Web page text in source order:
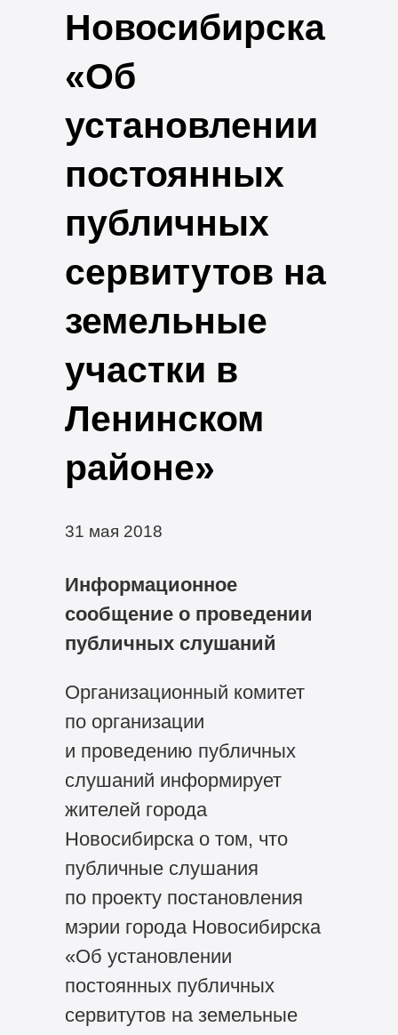
Новосибирска
«Об
установлении
постоянных
публичных
сервитутов на
земельные
участки в
Ленинском
районе»
31 мая 2018
Информационное
сообщение о проведении
публичных слушаний
Организационный комитет
по организации
и проведению публичных
слушаний информирует
жителей города
Новосибирска о том, что
публичные слушания
по проекту постановления
мэрии города Новосибирска
«Об установлении
постоянных публичных
сервитутов на земельные